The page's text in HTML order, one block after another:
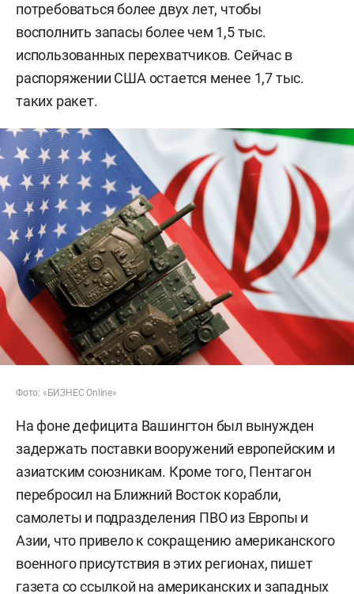
потребоваться более двух лет, чтобы
восполнить запасы более чем 1,5 тыс.
использованных перехватчиков. Сейчас в
распоряжении США остается менее 1,7 тыс.
таких ракет.
Фото: «БИЗНЕС Online»
На фоне дефицита Вашингтон был вынужден
задержать поставки вооружений европейским и
азиатским союзникам. Кроме того, Пентагон
перебросил на Ближний Восток корабли,
самолеты и подразделения ПВО из Европы и
Азии, что привело к сокращению американского
военного присутствия в этих регионах, пишет
газета со ссылкой на американских и западных